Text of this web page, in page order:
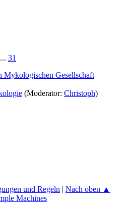
... 31
Mykologischen Gesellschaft
(Moderator: Christoph)
und Regeln | Nach oben ▲
Machines